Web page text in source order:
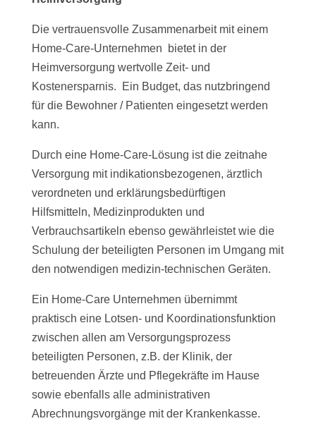
Die vertrauensvolle Zusammenarbeit mit einem
Home-Care-Unternehmen bietet in der
Heimversorgung wertvolle Zeit- und
Kostenersparnis. Ein Budget, das nutzbringend
für die Bewohner / Patienten eingesetzt werden
kann.
Durch eine Home-Care-Lösung ist die zeitnahe
Versorgung mit indikationsbezogenen, ärztlich
verordneten und erklärungsbedürftigen
Hilfsmitteln, Medizinprodukten und
Verbrauchsartikeln ebenso gewährleistet wie die
Schulung der beteiligten Personen im Umgang mit
den notwendigen medizin-technischen Geräten.
Ein Home-Care Unternehmen übernimmt
praktisch eine Lotsen- und Koordinationsfunktion
zwischen allen am Versorgungsprozess
beteiligten Personen, z.B. der Klinik, der
betreuenden Ärzte und Pflegekräfte im Hause
sowie ebenfalls alle administrativen
Abrechnungsvorgänge mit der Krankenkasse.